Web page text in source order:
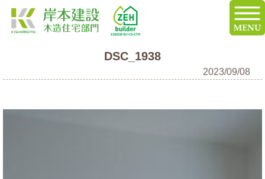
DSC_1938
2023/09/08